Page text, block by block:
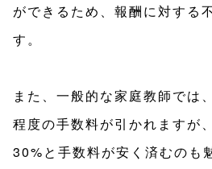
ができるため、報酬に対する
す。
また、一般的な家庭教師では
程度の手数料が引かれますが
30%と手数料が安く済むのも